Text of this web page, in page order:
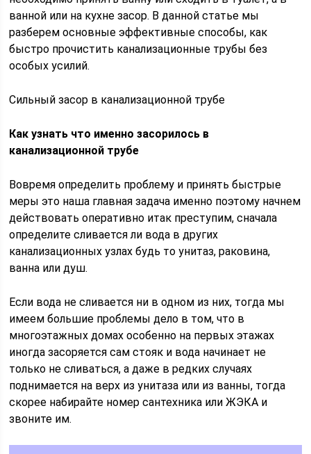
ванной или на кухне засор. В данной статье мы
разберем основные эффективные способы, как
быстро прочистить канализационные трубы без
особых усилий.
Сильный засор в канализационной трубе
Как узнать что именно засорилось в
канализационной трубе
Вовремя определить проблему и принять быстрые
меры это наша главная задача именно поэтому начнем
действовать оперативно итак преступим, сначала
определите сливается ли вода в других
канализационных узлах будь то унитаз, раковина,
ванна или душ.
Если вода не сливается ни в одном из них, тогда мы
имеем большие проблемы дело в том, что в
многоэтажных домах особенно на первых этажах
иногда засоряется сам стояк и вода начинает не
только не сливаться, а даже в редких случаях
поднимается на верх из унитаза или из ванны, тогда
скорее набирайте номер сантехника или ЖЭКА и
звоните им.